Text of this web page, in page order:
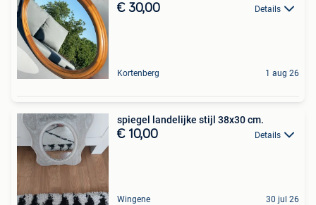
€ 30,00 Details
Kortenberg 1 aug 26
spiegel landelijke stijl 38x30 cm.
€ 10,00 Details
Wingene 30 jul 26